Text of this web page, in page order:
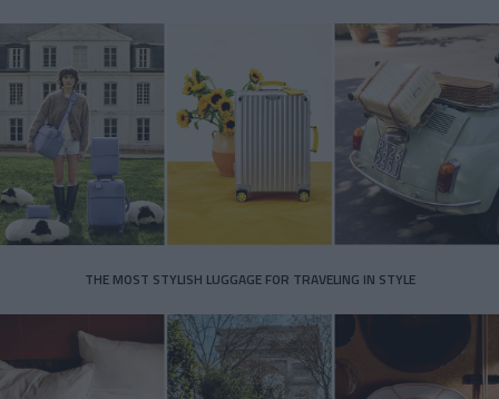
THE MOST STYLISH LUGGAGE FOR TRAVELING IN STYLE